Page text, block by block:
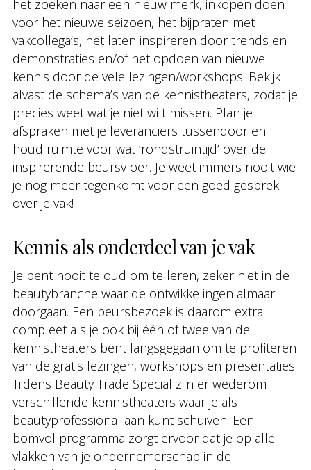
het zoeken naar een nieuw merk, inkopen doen
voor het nieuwe seizoen, het bijpraten met
vakcollega’s, het laten inspireren door trends en
demonstraties en/of het opdoen van nieuwe
kennis door de vele lezingen/workshops. Bekijk
alvast de schema’s van de kennistheaters, zodat je
precies weet wat je niet wilt missen. Plan je
afspraken met je leveranciers tussendoor en
houd ruimte voor wat ‘rondstruintijd’ over de
inspirerende beursvloer. Je weet immers nooit wie
je nog meer tegenkomt voor een goed gesprek
over je vak!
Kennis als onderdeel van je vak
Je bent nooit te oud om te leren, zeker niet in de
beautybranche waar de ontwikkelingen almaar
doorgaan. Een beursbezoek is daarom extra
compleet als je ook bij één of twee van de
kennistheaters bent langsgegaan om te profiteren
van de gratis lezingen, workshops en presentaties!
Tijdens Beauty Trade Special zijn er wederom
verschillende kennistheaters waar je als
beautyprofessional aan kunt schuiven. Een
bomvol programma zorgt ervoor dat je op alle
vlakken van je ondernemerschap in de